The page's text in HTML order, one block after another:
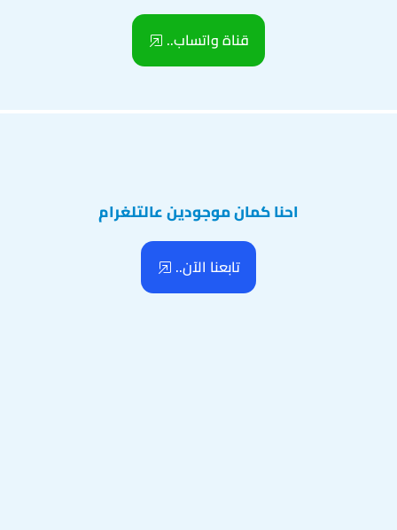
قناة واتساب..
احنا كمان موجودين عالتلغرام
تابعنا الآن..